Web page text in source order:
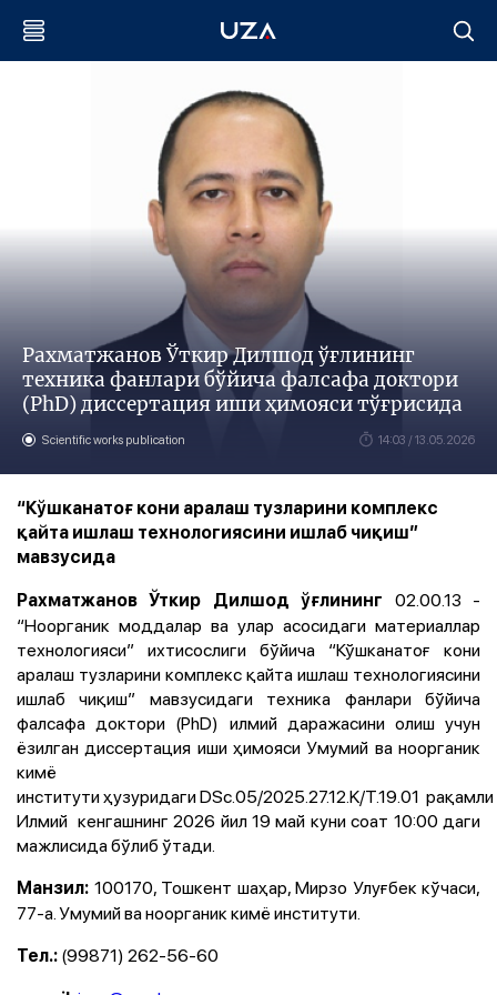
Рахматжанов Ўткир Дилшод ўғлининг
техника фанлари бўйича фалсафа доктори
(PhD) диссертация иши ҳимояси тўғрисида
Scientific works publication 14:03 / 13.05.2026
“Кўшканатоғ кони аралаш тузларини комплекс
қайта ишлаш технологиясини ишлаб чиқиш”
мавзусида
Рахматжанов Ўткир Дилшод ўғлининг
02.00.13 -
“Ноорганик моддалар ва улар асосидаги материаллар
технологияси” ихтисослиги бўйича “Кўшканатоғ кони
аралаш тузларини комплекс қайта ишлаш технологиясини
ишлаб чиқиш” мавзусидаги техника фанлари бўйича
фалсафа доктори (PhD) илмий даражасини олиш учун
ёзилган диссертация иши ҳимояси Умумий ва ноорганик
кимё
институти ҳузуридаги DSc.05/2025.27.12.K/T.19.01 рақамли
Илмий кенгашнинг 2026 йил 19 май куни соат 10:00 даги
мажлисида бўлиб ўтади.
Манзил: 100170, Тошкент шаҳар, Мирзо Улуғбек кўчаси,
77-a. Умумий ва ноорганик кимё институти.
Тел.: (99871) 262-56-60